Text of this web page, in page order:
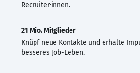
Recruiter·innen.
21 Mio. Mitglieder
Knüpf neue Kontakte und erhalte
besseres Job-Leben.